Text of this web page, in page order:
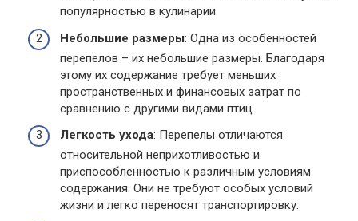
популярностью в кулинарии.
Небольшие размеры: Одна из особенностей
перепелов – их небольшие размеры. Благодаря
этому их содержание требует меньших
пространственных и финансовых затрат по
сравнению с другими видами птиц.
Легкость ухода: Перепелы отличаются
относительной неприхотливостью и
приспособленностью к различным условиям
содержания. Они не требуют особых условий
жизни и легко переносят транспортировку.